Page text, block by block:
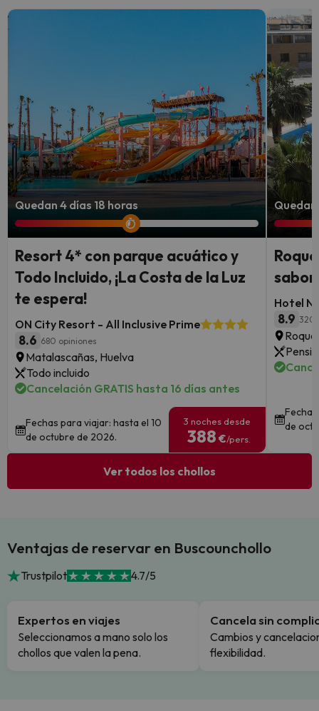
Quedan 4 días 18 horas
Resort 4* con parque acuático y
Todo Incluido, ¡La Costa de la Luz
te espera!
ON City Resort - All Inclusive Prime
8.6 680 opiniones
Matalascañas, Huelva
Todo incluido
Cancelación GRATIS hasta 16 días antes
Fechas para viajar: hasta el 10
de octubre de 2026.
3 noches desde
388 €/pers.
sabor
Hotel
8.9
de
Ver todos los chollos
Ventajas de reservar en Buscounchollo
Trustpilot 4.7/5
Expertos en viajes
Seleccionamos a mano solo los
chollos que valen la pena.
Cancela sin
Cambios y
flexibilidad.